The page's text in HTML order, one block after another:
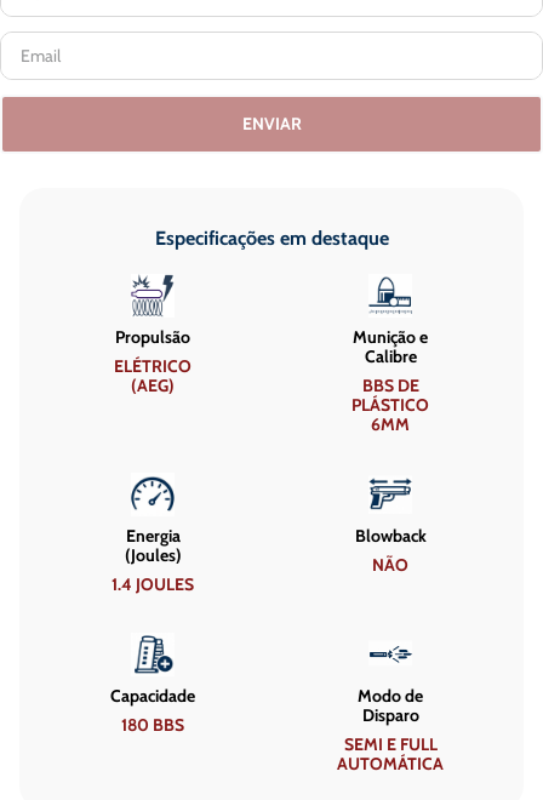
ENVIAR
Especificações em destaque
Propulsão
ELÉTRICO
(AEG)
Munição e
Calibre
BBS DE
PLÁSTICO
6MM
Energia
(Joules)
1.4 JOULES
Blowback
NÃO
Capacidade
180 BBS
Modo de
Disparo
SEMI E FULL
AUTOMÁTICA